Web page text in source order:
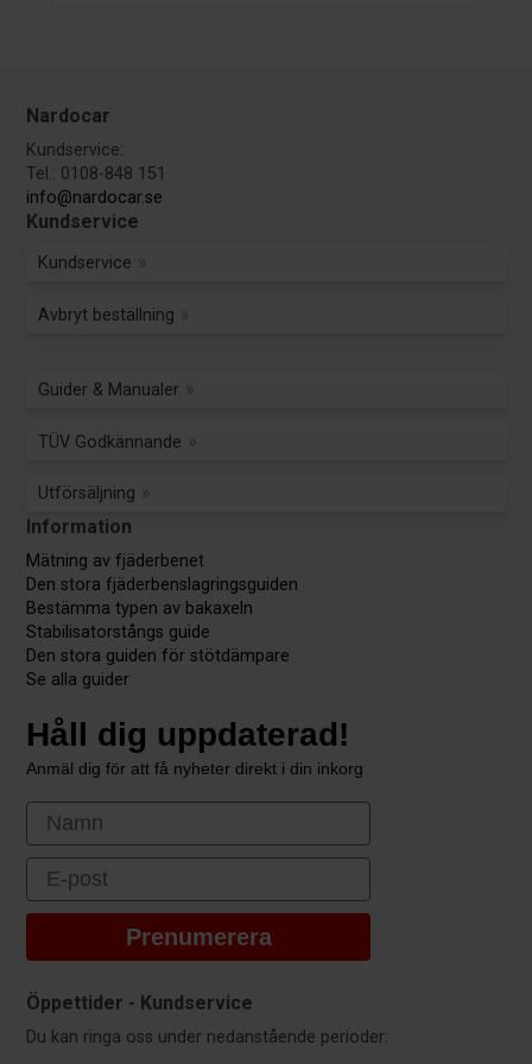
Nardocar
Kundservice:
Tel.: 0108-848 151
info@nardocar.se
Kundservice
Kundservice
Avbryt beställning
Guider & Manualer
TÜV Godkännande
Utförsäljning
Information
Mätning av fjäderbenet
Den stora fjäderbenslagringsguiden
Bestämma typen av bakaxeln
Stabilisatorstångs guide
Den stora guiden för stötdämpare
Se alla guider
Håll dig uppdaterad!
Anmäl dig för att få nyheter direkt i din inkorg
First Name
Email
Prenumerera
Öppettider - Kundservice
Du kan ringa oss under nedanstående perioder: